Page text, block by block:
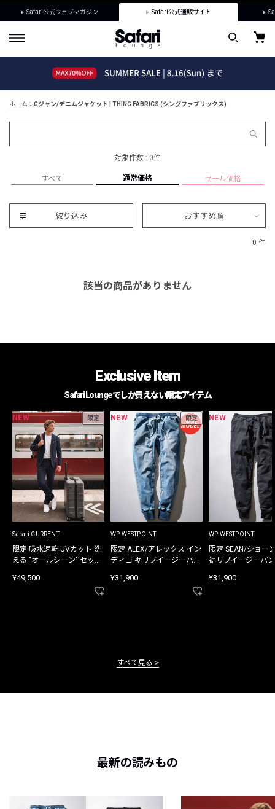
Safari公式ウェブマガジン Safari公式通販サイト
ホーム Gジャン/デニムジャケット | THING FABRICS (シングファブリックス)
対象件数 : 0件
すべて 通常価格 セール価格
絞り込み おすすめ順
0 件
該当の商品がありません
Exclusive Item
Safari Loungeでしか買えない限定アイテム
NEW 限定
Safari CURRENT
限定 吸水速乾 UVカット 洗
える "オールシーン" セット
¥49,500
NEW 限定
WP WESTPOINT
限定 ALEX/アレックス イン
ディゴ 裾リブイージーパン
¥31,900
NEW
WP WESTPOINT
限定 SEAN/ショー
裾リブイージーパ
¥31,900
すべて見る
最新の読みもの